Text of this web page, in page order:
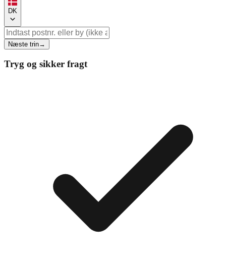
DK
Næste trin→
Tryg og sikker fragt